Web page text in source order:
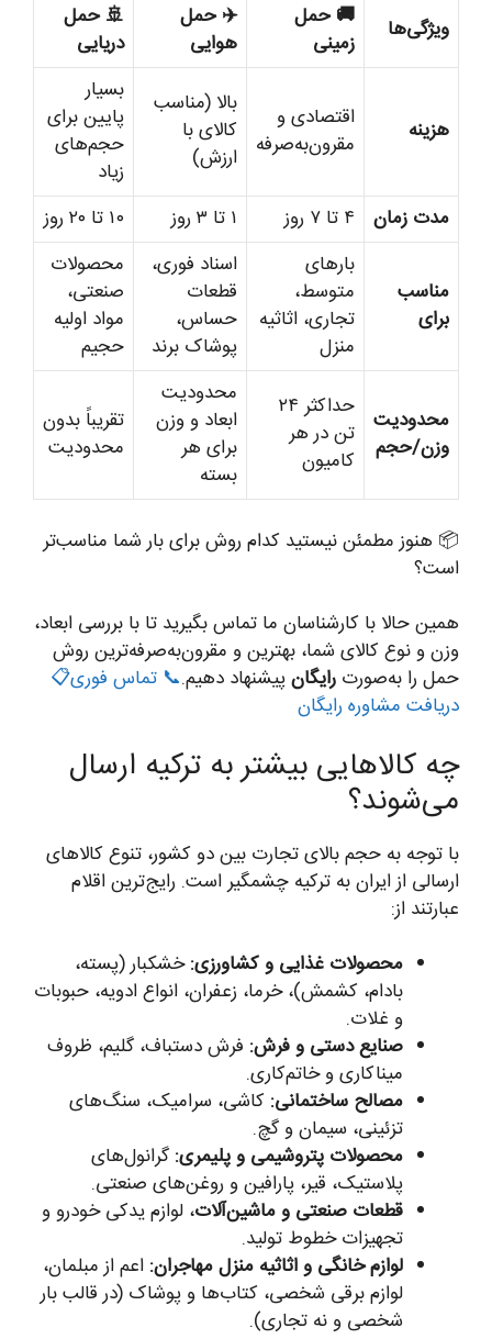
ویژگی‌ها
🚚 حمل
زمینی
✈️ حمل
هوایی
🚢 حمل
دریایی
هزینه
اقتصادی و
مقرون‌به‌صرفه
بالا (مناسب
کالای با
ارزش)
بسیار
پایین برای
حجم‌های
زیاد
مدت زمان
۴ تا ۷ روز ۱ تا ۳ روز ۱۰ تا ۲۰ روز
مناسب
برای
بارهای
متوسط،
تجاری، اثاثیه
منزل
اسناد فوری،
قطعات
حساس،
پوشاک برند
محصولات
صنعتی،
مواد اولیه
حجیم
محدودیت
وزن/حجم
حداکثر ۲۴
تن در هر
کامیون
محدودیت
ابعاد و وزن
برای هر
بسته
تقریباً بدون
محدودیت
📦 هنوز مطمئن نیستید کدام روش برای بار شما مناسب‌تر
است؟
همین حالا با کارشناسان ما تماس بگیرید تا با بررسی ابعاد،
وزن و نوع کالای شما، بهترین و مقرون‌به‌صرفه‌ترین روش
حمل را به‌صورت رایگانپیشنهاد دهیم.📞 تماس فوری📋
دریافت مشاوره رایگان
چه کالاهایی بیشتر به ترکیه ارسال
می‌شوند؟
با توجه به حجم بالای تجارت بین دو کشور، تنوع کالاهای
ارسالی از ایران به ترکیه چشمگیر است. رایج‌ترین اقلام
عبارتند از:
محصولات غذایی و کشاورزی:خشکبار (پسته،
بادام، کشمش)، خرما، زعفران، انواع ادویه، حبوبات
و غلات.
صنایع دستی و فرش: فرش دستباف، گلیم، ظروف
میناکاری و خاتم‌کاری.
مصالح ساختمانی: کاشی، سرامیک، سنگ‌های
تزئینی، سیمان و گچ.
محصولات پتروشیمی و پلیمری: گرانول‌های
پلاستیک، قیر، پارافین و روغن‌های صنعتی.
قطعات صنعتی و ماشین‌آلات، لوازم یدکی خودرو و
تجهیزات خطوط تولید.
لوازم خانگی و اثاثیه منزل مهاجران: اعم از مبلمان،
لوازم برقی شخصی، کتاب‌ها و پوشاک (در قالب بار
شخصی و نه تجاری).